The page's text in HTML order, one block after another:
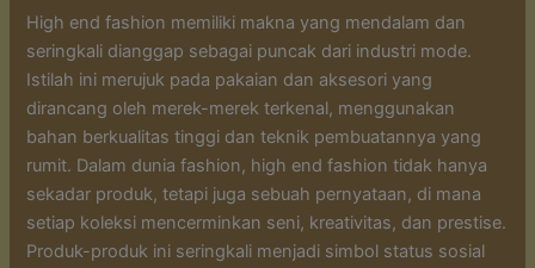
High end fashion memiliki makna yang mendalam dan
seringkali dianggap sebagai puncak dari industri mode.
Istilah ini merujuk pada pakaian dan aksesori yang
dirancang oleh merek-merek terkenal, menggunakan
bahan berkualitas tinggi dan teknik pembuatannya yang
rumit. Dalam dunia fashion, high end fashion tidak hanya
sekadar produk, tetapi juga sebuah pernyataan, di mana
setiap koleksi mencerminkan seni, kreativitas, dan prestise.
Produk-produk ini seringkali menjadi simbol status sosial